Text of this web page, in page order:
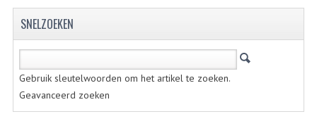
BOUTENSETS
ZUNDAPP 515 RVS
ZUNDAPP 517 RVS
SNELZOEKEN
Gebruik sleutelwoorden om het artikel te zoeken.
Geavanceerd zoeken